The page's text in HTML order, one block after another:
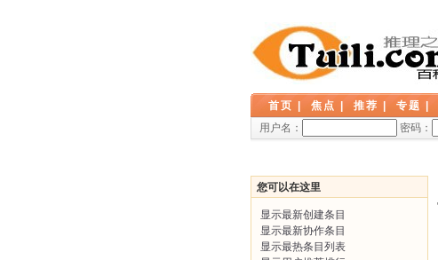
首页 焦点 推荐 专题
用户名：
密码：
您可以在这里
显示最新创建条目
显示最新协作条目
显示最热条目列表